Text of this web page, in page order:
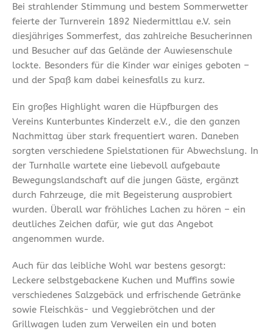
Bei strahlender Stimmung und bestem Sommerwetter
feierte der Turnverein 1892 Niedermittlau e.V. sein
diesjähriges Sommerfest, das zahlreiche Besucherinnen
und Besucher auf das Gelände der Auwiesenschule
lockte. Besonders für die Kinder war einiges geboten –
und der Spaß kam dabei keinesfalls zu kurz.
Ein großes Highlight waren die Hüpfburgen des
Vereins Kunterbuntes Kinderzelt e.V., die den ganzen
Nachmittag über stark frequentiert waren. Daneben
sorgten verschiedene Spielstationen für Abwechslung. In
der Turnhalle wartete eine liebevoll aufgebaute
Bewegungslandschaft auf die jungen Gäste, ergänzt
durch Fahrzeuge, die mit Begeisterung ausprobiert
wurden. Überall war fröhliches Lachen zu hören – ein
deutliches Zeichen dafür, wie gut das Angebot
angenommen wurde.
Auch für das leibliche Wohl war bestens gesorgt:
Leckere selbstgebackene Kuchen und Muffins sowie
verschiedenes Salzgebäck und erfrischende Getränke
sowie Fleischkäs- und Veggiebrötchen und der
Grillwagen luden zum Verweilen ein und boten